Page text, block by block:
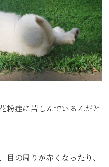
粉症に苦しんでいるんだと
の周りが赤くなったり、